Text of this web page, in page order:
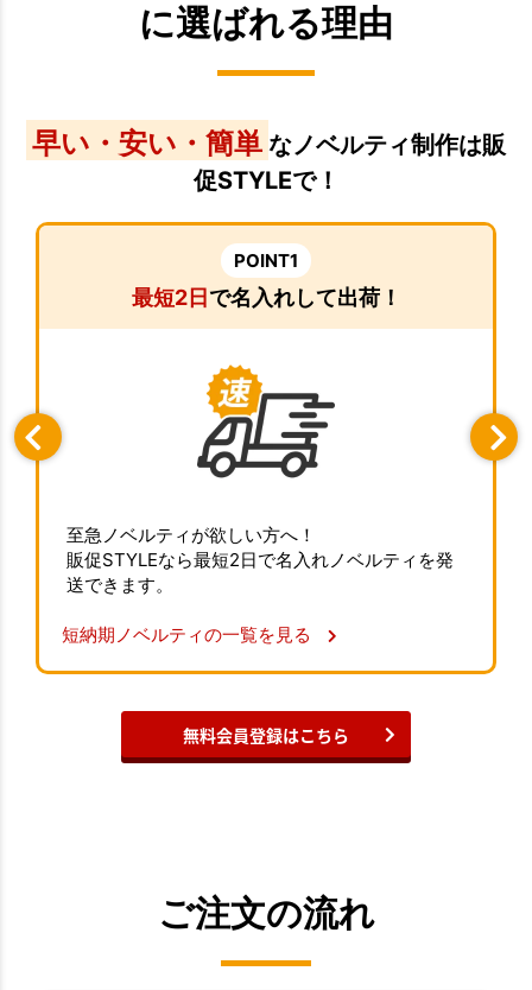
に選ばれる理由
早い・安い・簡単 なノベルティ制作は販
促STYLEで！
POINT1
最短2日で名入れして出荷！
至急ノベルティが欲しい方へ！
販促STYLEなら最短2日で名入れノベルティを発
送できます。
短納期ノベルティの一覧を見る
無料会員登録はこちら
ご注文の流れ